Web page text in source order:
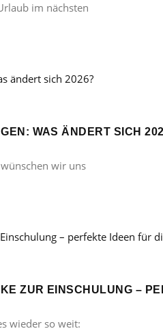
im nächsten
WAS ÄNDERT SICH
wünschen wir uns
ZUR EINSCHULUNG –
wieder so weit: